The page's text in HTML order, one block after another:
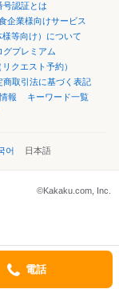
号認証とは
企業様向けサービス
等向け）について
グプレミアム
クエスト予約）
商取引法に基づく表記
報
キーワード一覧
어 日本語
©Kakaku.com, Inc.
電話